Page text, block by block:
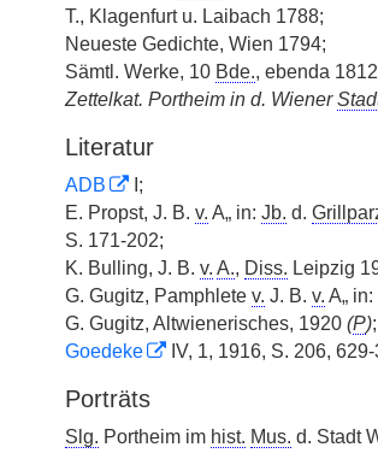
T., Klagenfurt u. Laibach 1788;
Neueste Gedichte, Wien 1794;
Sämtl. Werke, 10 Bde., ebenda
Zettelkat. Portheim in d. Wiener
Literatur
ADB
I;
E. Propst, J. B. v. A„ in: Jb. d.
S. 171-202;
K. Bulling, J. B. v. A., Diss. Leipzig
G. Gugitz, Pamphlete v. J. B. v. A„ in:
G. Gugitz, Altwienerisches, 1920 (P);
Goedeke
IV, 1, 1916, S. 206, 629-
Porträts
Slg. Portheim im hist. Mus. d. Stadt